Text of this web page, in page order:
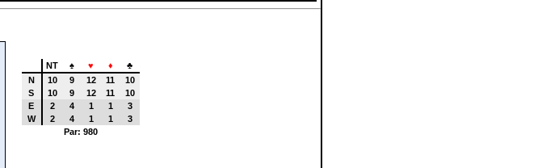
NT ♠ ♥ ♦
♣
N
10 9 12 11
10
S
10 9 12 11
10
E
2 4 1 1
3
W
2 4 1 1
3
Par: 980